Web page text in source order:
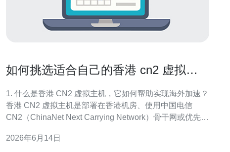
如何挑选适合自己的香港 cn2 虚拟主
1. 什么是香港 CN2 虚拟主机，它如何帮助实现海外加速？
香港 CN2 虚拟主机是部署在香港机房、使用中国电信
CN2（ChinaNet Next Carrying Network）骨干网或优先级
更低的丢包率和更稳定的路由选择，能够在大陆和海外之
2026年6月14日